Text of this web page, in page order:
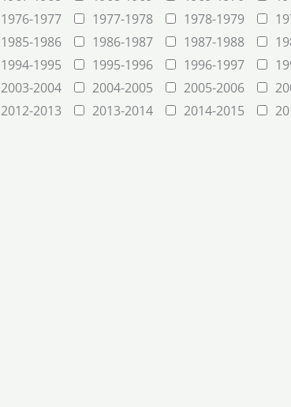
1976-1977 1977-1978 1978-1979
1985-1986 1986-1987 1987-1988
1994-1995 1995-1996 1996-1997
2003-2004 2004-2005 2005-2006
2012-2013 2013-2014 2014-2015